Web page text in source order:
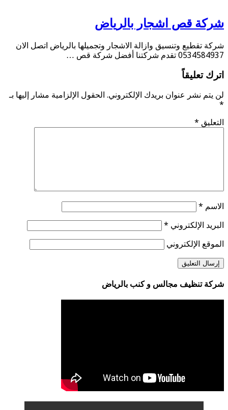
شركة قص اشجار بالرياض
شركة تقطيع وتنسيق وازالة الاشجار وتجميلها بالرياض اتصل الان
0534584937 تقدم شركتنا أفضل شركة قص …
اترك تعليقاً
لن يتم نشر عنوان بريدك الإلكتروني. الحقول الإلزامية مشار إليها بـ
*
التعليق *
الاسم *
البريد الإلكتروني *
الموقع الإلكتروني
شركة تنظيف مجالس و كنب بالرياض